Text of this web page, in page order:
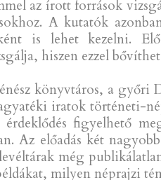
az írott források
A kutatók
is lehet kezelni.
hiszen ezzel
könyvtáros, a győri
iratok történeti-
érdeklődés figyelhető
Az előadás két
még
milyen néprajzi